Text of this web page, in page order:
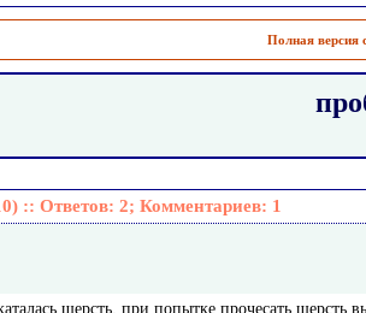
Полная версия
:: Ответов: 2; Комментариев: 1
шерсть, при попытке прочесать шерсть